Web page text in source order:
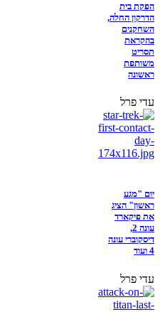
הפקת בית
הדרקון החלה,
השחקנים
בהקראת
תסריט
משותפת
ראשונה
עדי פרל
יום "מגע
ראשון" הציג
את פיקארד
עונה 2,
דיסקוברי עונה
4 ועוד
עדי פרל